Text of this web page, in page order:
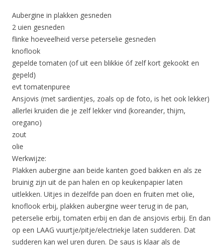
Aubergine in plakken gesneden
2 uien gesneden
flinke hoeveelheid verse peterselie gesneden
knoflook
gepelde tomaten (of uit een blikkie óf zelf kort gekookt en
gepeld)
evt tomatenpuree
Ansjovis (met sardientjes, zoals op de foto, is het ook lekker)
allerlei kruiden die je zelf lekker vind (koreander, thijm,
oregano)
zout
olie
Werkwijze:
Plakken aubergine aan beide kanten goed bakken en als ze
bruinig zijn uit de pan halen en op keukenpapier laten
uitlekken. Uitjes in dezelfde pan doen en fruiten met olie,
knoflook erbij, plakken aubergine weer terug in de pan,
peterselie erbij, tomaten erbij en dan de ansjovis erbij. En dan
op een LAAG vuurtje/pitje/electriekje laten sudderen. Dat
sudderen kan wel uren duren. De saus is klaar als de